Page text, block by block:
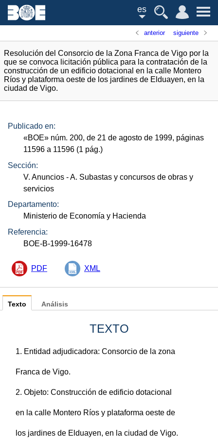
es
anterior siguiente
Resolución del Consorcio de la Zona Franca de Vigo por la
que se convoca licitación pública para la contratación de la
construcción de un edificio dotacional en la calle Montero
Ríos y plataforma oeste de los jardines de Elduayen, en la
ciudad de Vigo.
Publicado en:
«BOE» núm. 200, de 21 de agosto de 1999, páginas
11596 a 11596 (1 pág.)
Sección:
V. Anuncios - A. Subastas y concursos de obras y
servicios
Departamento:
Ministerio de Economía y Hacienda
Referencia:
BOE-B-1999-16478
PDF XML
Texto
TEXTO
1. Entidad adjudicadora: Consorcio de la zona
Franca de Vigo.
2. Objeto: Construcción de edificio dotacional
en la calle Montero Ríos y plataforma oeste de
los jardines de Elduayen, en la ciudad de Vigo.
Análisis